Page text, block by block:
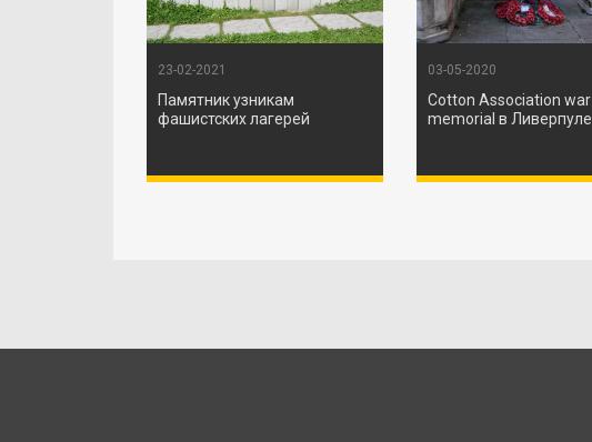
23-02-2021
Памятник узникам
фашистских лагерей
03-05-2020
Cotton Association war
memorial в Ливерпуле